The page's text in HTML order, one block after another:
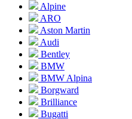
Alpine
ARO
Aston Martin
Audi
Bentley
BMW
BMW Alpina
Borgward
Brilliance
Bugatti